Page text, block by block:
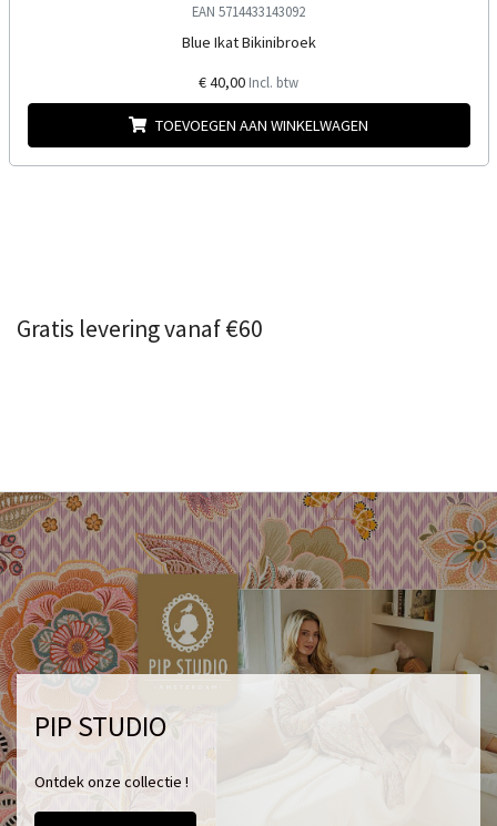
EAN 5714433143092
Blue Ikat Bikinibroek
€ 40,00 Incl. btw
TOEVOEGEN AAN WINKELWAGEN
Gratis levering vanaf €60
PIP STUDIO
Ontdek onze collectie !